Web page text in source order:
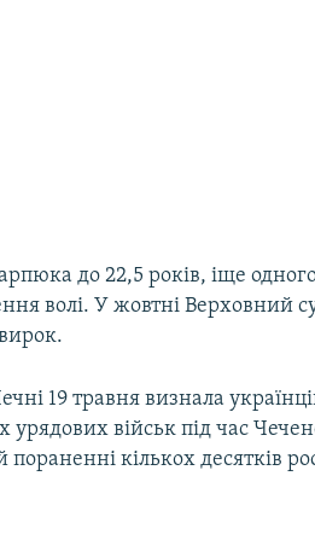
до 22,5 років, іще
волі. У жовтні Верховний
19 травня визнала
урядових військ під час
кількох десятків